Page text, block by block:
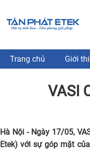
Trang chủ Giới
VASI
Hà Nội - Ngày 17/05,
Etek) với sự góp mặt